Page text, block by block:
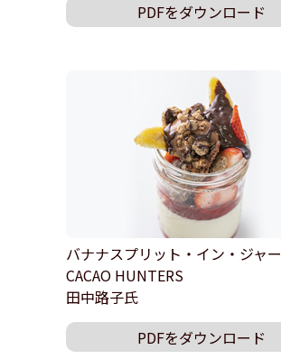
PDFをダウンロード
バナナスプリット・イン・ジャー
CACAO HUNTERS
田中路子氏
PDFをダウンロード